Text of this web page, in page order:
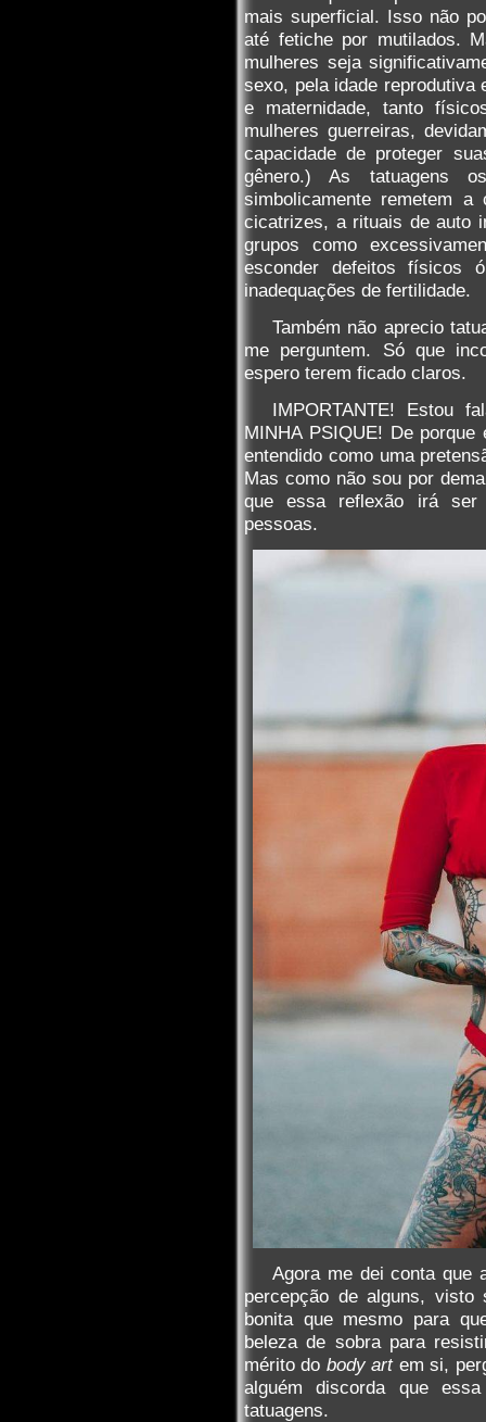
mais superficial. Isso não
até fetiche por mutilados.
mulheres seja
sexo, pela idade reprodutiva
e maternidade, tanto
mulheres guerreiras,
capacidade de proteger
gênero.) As tatuagens
simbolicamente remetem
cicatrizes, a rituais de auto
grupos como
esconder defeitos físicos
inadequações de fertilidade.
Também não aprecio
me perguntem. Só que
espero terem ficado claros.
IMPORTANTE! Estou
MINHA PSIQUE! De
entendido como uma
Mas como não sou por
que essa reflexão irá ser
pessoas.
Agora me dei conta que
percepção de alguns, visto
bonita que mesmo para
beleza de sobra para
mérito do body artem si,
alguém discorda que
tatuagens.